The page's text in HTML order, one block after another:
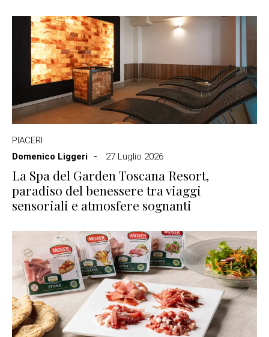
PIACERI
Domenico Liggeri
27 Luglio 2026
La Spa del Garden Toscana Resort,
paradiso del benessere tra viaggi
sensoriali e atmosfere sognanti